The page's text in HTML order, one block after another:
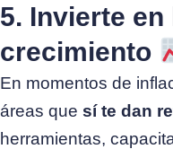
5. Invierte
crecimiento
En momentos de
áreas que sí te dan
herramientas,